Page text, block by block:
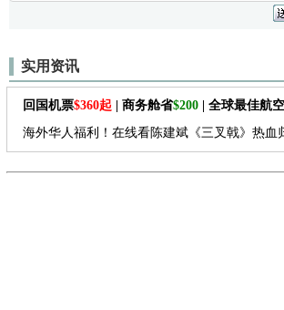
实用资讯
回国机票$360起 | 商务舱省$200 | 全球最佳航
海外华人福利！在线看陈建斌《三叉戟》热血